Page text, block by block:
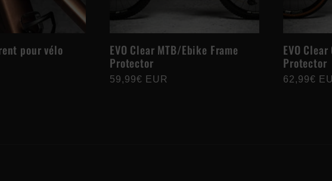
pour vélo
EVO Clear MTB/Ebike Frame
Protector
Prix
59,99€ EUR
EVO
Protector
Prix
62,99€